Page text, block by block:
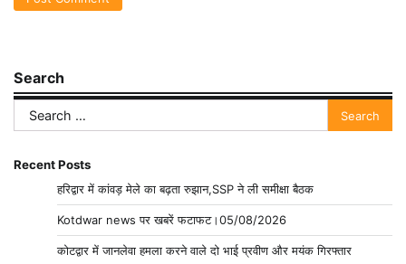
Search
Search
for:
Recent Posts
हरिद्वार में कांवड़ मेले का बढ़ता रुझान,SSP ने ली समीक्षा बैठक
Kotdwar news पर खबरें फटाफट।05/08/2026
कोटद्वार में जानलेवा हमला करने वाले दो भाई प्रवीण और मयंक गिरफ्तार